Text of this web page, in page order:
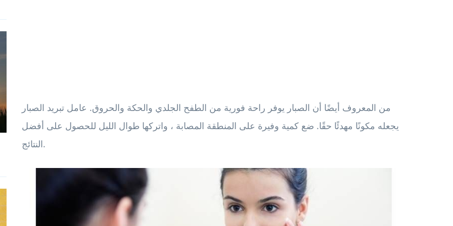
من المعروف أيضًا أن الصبار يوفر راحة فورية من الطفح الجلدي والحكة والحروق. عامل تبريد الصبار
يجعله مكونًا مهدئًا حقًا. ضع كمية وفيرة على المنطقة المصابة ، واتركها طوال الليل للحصول على أفضل
النتائج.